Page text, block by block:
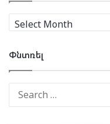
Արխիւ
Փնտռել